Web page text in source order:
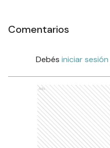
Comentarios
Debés iniciar sesión
Ads